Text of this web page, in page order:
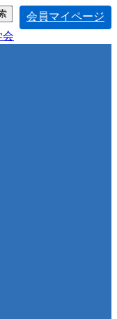
会員マイページ